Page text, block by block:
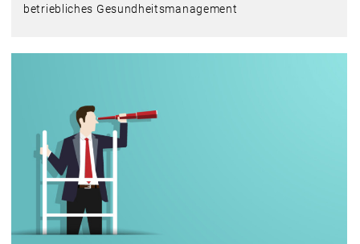
betriebliches Gesundheitsmanagement